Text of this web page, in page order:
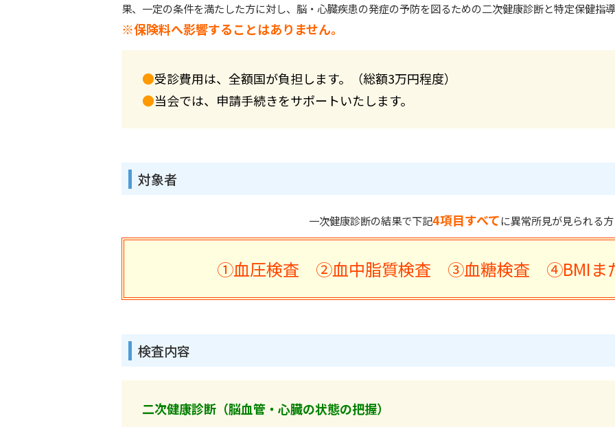
健康経営
果、一定の条件を満たした方に対し、脳・心臓疾患の発症の予防を図るための二次健康診断と特定保健指
※保険料へ影響することはありません。
●受診費用は、全額国が負担します。（総額3万円程度）
●当会では、申請手続きをサポートいたします。
対象者
一次健康診断の結果で下記4項目すべてに異常所見が見られる方
①血圧検査 ②血中脂質検査 ③血糖検査 ④BMIま
検査内容
二次健康診断（脳血管・心臓の状態の把握）